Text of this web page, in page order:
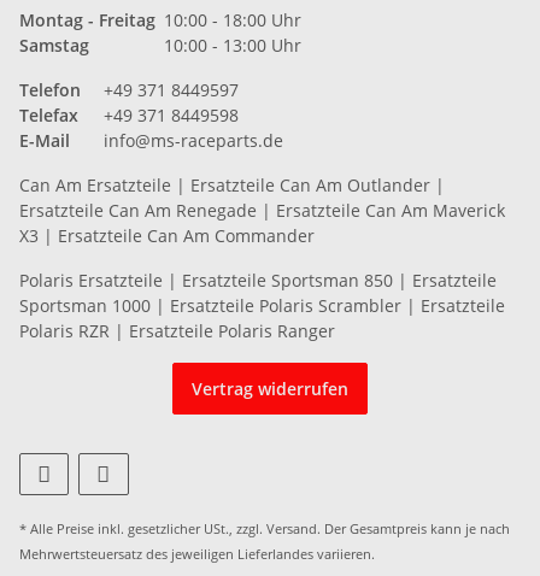
Montag - Freitag 10:00 - 18:00 Uhr
Samstag
10:00 - 13:00 Uhr
Telefon
+49 371 8449597
Telefax
+49 371 8449598
E-Mail
info@ms-raceparts.de
Can Am Ersatzteile | Ersatzteile Can Am Outlander |
Ersatzteile Can Am Renegade | Ersatzteile Can Am Maverick
X3 | Ersatzteile Can Am Commander
Polaris Ersatzteile | Ersatzteile Sportsman 850 | Ersatzteile
Sportsman 1000 | Ersatzteile Polaris Scrambler | Ersatzteile
Polaris RZR | Ersatzteile Polaris Ranger
Vertrag widerrufen
* Alle Preise inkl. gesetzlicher USt., zzgl. Versand. Der Gesamtpreis kann je nach
Mehrwertsteuersatz des jeweiligen Lieferlandes variieren.